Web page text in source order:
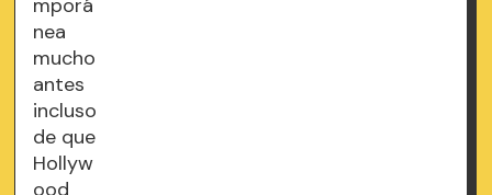
mporá
nea
mucho
antes
incluso
de que
Hollyw
ood